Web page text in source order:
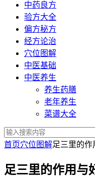
中药良方
验方大全
偏方秘方
经方论治
穴位图解
中医基础
中医养生
养生药膳
老年养生
菜谱大全
首页穴位图解足三里的
足三里的作用与